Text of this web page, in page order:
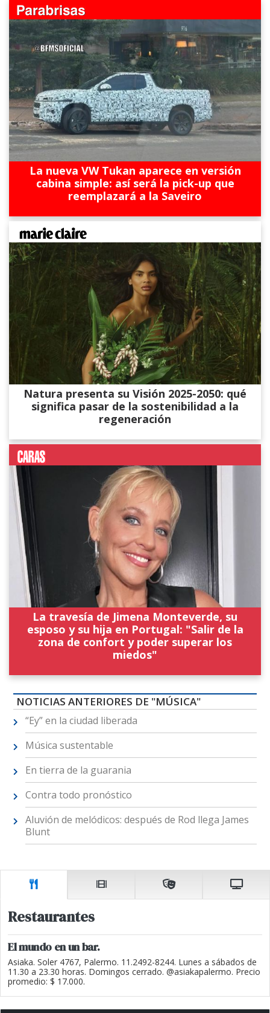
La nueva VW Tukan aparece en versión
cabina simple: así será la pick-up que
reemplazará a la Saveiro
Natura presenta su Visión 2025-2050: qué
significa pasar de la sostenibilidad a la
regeneración
La travesía de Jimena Monteverde, su
esposo y su hija en Portugal: "Salir de la
zona de confort y poder superar los
miedos"
NOTICIAS ANTERIORES DE "MÚSICA"
“Ey” en la ciudad liberada
Música sustentable
En tierra de la guarania
Contra todo pronóstico
Aluvión de melódicos: después de Rod llega James
Blunt
Restaurantes
El mundo en un bar.
Asiaka. Soler 4767, Palermo. 11.2492-8244. Lunes a sábados de
11.30 a 23.30 horas. Domingos cerrado. @asiakapalermo. Precio
promedio: $ 17.000.